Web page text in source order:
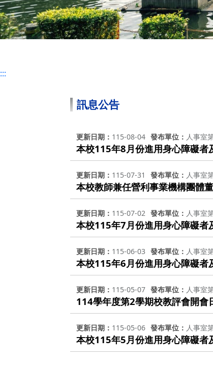
:::
訊息公告
更新日期 115-08-04 發布單位 人事室
本校115年8月份進用身心障礙者
更新日期 115-07-31 發布單位 人事室
本校教師兼任營利事業機構團體
更新日期 115-07-02 發布單位 人事室
本校115年7月份進用身心障礙者
更新日期 115-06-03 發布單位 人事室
本校115年6月份進用身心障礙者
更新日期 115-05-07 發布單位 人事室
114學年度第2學期校教評會開會
更新日期 115-05-06 發布單位 人事室
本校115年5月份進用身心障礙者